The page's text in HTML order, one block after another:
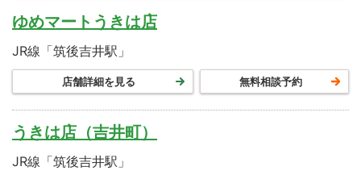
ゆめマートうきは店
JR線「筑後吉井駅」
店舗詳細を見る 無料相談予約
うきは店（吉井町）
JR線「筑後吉井駅」